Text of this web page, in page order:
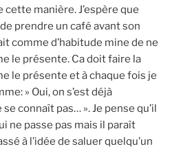
manière. J’espère que
prendre un café avant son
comme d’habitude mine de ne
le présente. Ca doit faire la
le présente et à chaque fois je
» Oui, on s’est déjà
connaît pas… ». Je pense qu’il
ne passe pas mais il paraît
à l’idée de saluer quelqu’un